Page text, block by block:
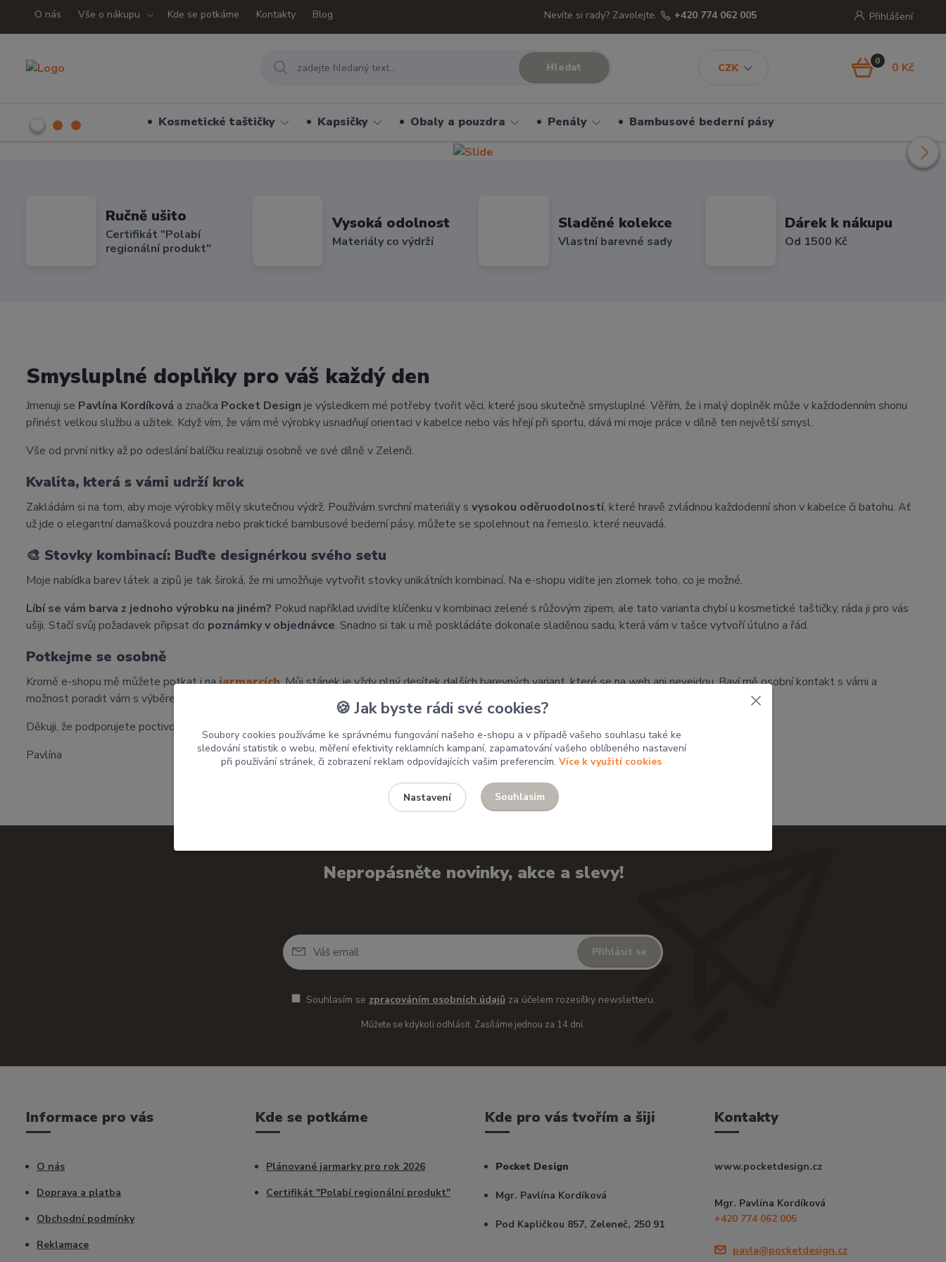
O nás Vše o nákupu Kde se potkáme Kontakty Blog Nevíte si rady? Zavolejte. +420 774 062 005 Přihlášení
Hledat CZK
0 0 Kč
Kosmetické taštičky Kapsičky Obaly a pouzdra Penály Bambusové bederní pásy
Ručně ušito
Certifikát "Polabí
regionální produkt"
Vysoká odolnost
Materiály co výdrží
Sladěné kolekce
Vlastní barevné sady
Dárek k nákupu
Od 1500 Kč
Smysluplné doplňky pro váš každý den
Jmenuji se Pavlína Kordíková a značka Pocket Design je výsledkem mé potřeby tvořit věci, které jsou skutečně smysluplné. Věřím, že i malý doplněk může v každodenním shonu
přinést velkou službu a užitek. Když vím, že vám mé výrobky usnadňují orientaci v kabelce nebo vás hřejí při sportu, dává mi moje práce v dílně ten největší smysl.
Vše od první nitky až po odeslání balíčku realizuji osobně ve své dílně v Zelenči.
Kvalita, která s vámi udrží krok
Zakládám si na tom, aby moje výrobky měly skutečnou výdrž. Používám svrchní materiály s vysokou oděruodolností, které hravě zvládnou každodenní shon v kabelce či batohu. Ať
už jde o elegantní damašková pouzdra nebo praktické bambusové bederní pásy, můžete se spolehnout na řemeslo, které neuvadá.
🎨 Stovky kombinací: Buďte designérkou svého setu
Moje nabídka barev látek a zipů je tak široká, že mi umožňuje vytvořit stovky unikátních kombinací. Na e-shopu vidíte jen zlomek toho, co je možné.
Líbí se vám barva z jednoho výrobku na jiném? Pokud například uvidíte klíčenku v kombinaci zelené s růžovým zipem, ale tato varianta chybí u kosmetické taštičky, ráda ji pro vás
ušiji. Stačí svůj požadavek připsat do poznámky v objednávce. Snadno si tak u mě poskládáte dokonale sladěnou sadu, která vám v tašce vytvoří útulno a řád.
Potkejme se osobně
Kromě e-shopu mě můžete potkat i najarmarcích. Můj stánek je vždy plný desítek dalších barevných variant, které se na web ani nevejdou. Baví mě osobní kontakt s vámi a
možnost poradit vám s výběrem přímo na místě.
Děkuji, že podporujete poctivou českou tvorbu a dáváte mým výrobkům domov.
Pavlína
Nepropásněte novinky, akce a slevy!
Přihlásit se
Souhlasím se zpracováním osobních údajů za účelem rozesílky newsletteru.
Můžete se kdykoli odhlásit. Zasíláme jednou za 14 dní.
Informace pro vás
O nás
Doprava a platba
Obchodní podmínky
Reklamace
Kde se potkáme
Plánované jarmarky pro rok 2026
Certifikát "Polabí regionální produkt"
Kde pro vás tvořím a šiji
Pocket Design
Mgr. Pavlína Kordíková
Pod Kapličkou 857, Zeleneč, 250 91
Kontakty
www.pocketdesign.cz
Mgr. Pavlína Kordíková
+420 774 062 005
pavla@pocketdesign.cz
🍪 Jak byste rádi své cookies?
Soubory cookies používáme ke správnému fungování našeho e-shopu a v případě vašeho souhlasu také ke
sledování statistik o webu, měření efektivity reklamních kampaní, zapamatování vašeho oblíbeného nastavení
při používání stránek, či zobrazení reklam odpovídajících vašim preferencím. Více k využití cookies
Nastavení Souhlasím